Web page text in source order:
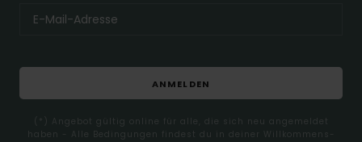
ANMELDEN
(*) Angebot gültig online für alle, die sich neu angemeldet
haben - Alle Bedingungen findest du in deiner Willkommens-